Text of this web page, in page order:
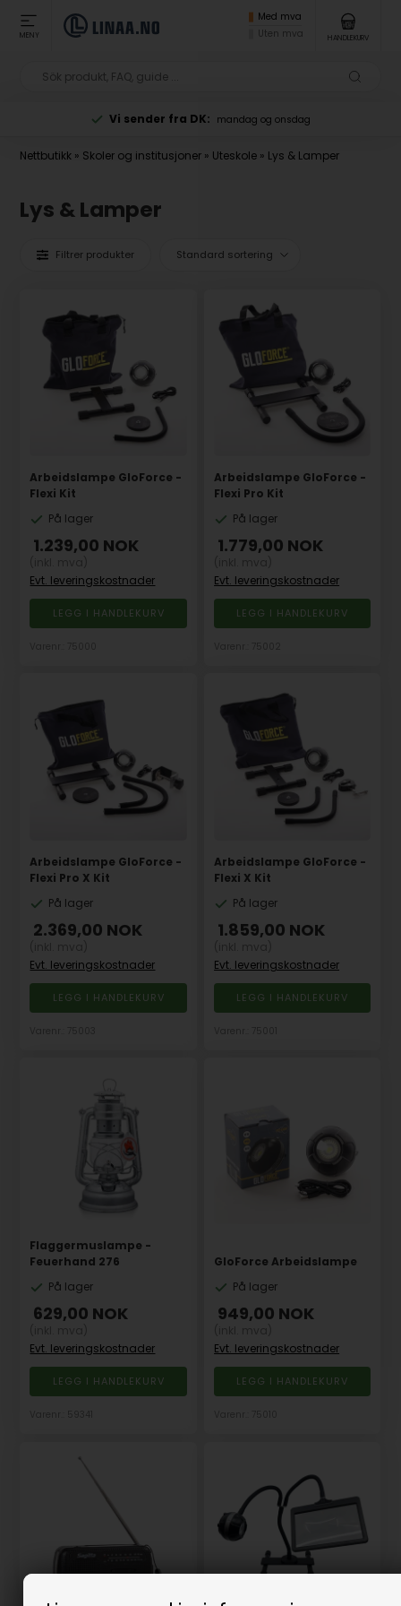
MENY
Med mva
Uten mva
HANDLEKURV
Vi sender fra DK: mandag og onsdag
Nettbutikk » Skoler og institusjoner » Uteskole » Lys & Lamper
Lys & Lamper
Filtrer produkter
Arbeidslampe GloForce -
Flexi Kit
På lager
1.239,00 NOK
Evt. leveringskostnader
Arbeidslampe GloForce -
Flexi Pro Kit
På lager
1.779,00 NOK
Evt. leveringskostnader
Arbeidslampe GloForce -
Flexi Pro X Kit
På lager
2.369,00 NOK
Evt. leveringskostnader
Arbeidslampe GloForce -
Flexi X Kit
På lager
1.859,00 NOK
Evt. leveringskostnader
Flaggermuslampe -
Feuerhand 276
På lager
629,00 NOK
Evt. leveringskostnader
GloForce Arbeidslampe
På lager
949,00 NOK
Evt. leveringskostnader